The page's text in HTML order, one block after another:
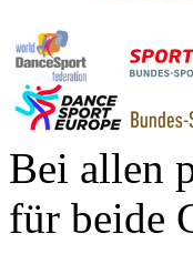
Bei allen
für beide